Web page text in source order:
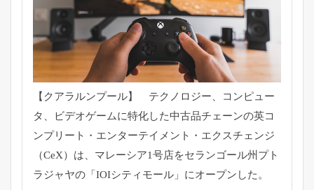
【クアラルンプール】 テクノロジー、コンピュー
タ、
ビデオゲームに特化した中古品チェーンの英コ
ンプリート・ エンターテイメント・エクスチェンジ
（CeX）は、 マレーシア1号店をセランゴール州プト
ラジャヤの「 IOIシティモール」にオープンした。